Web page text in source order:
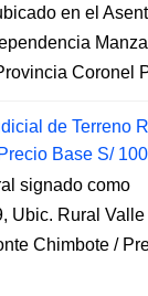
en el
Coronel
de Terreno
Base S/
signado como
Ubic. Rural Valle
Chimbote /